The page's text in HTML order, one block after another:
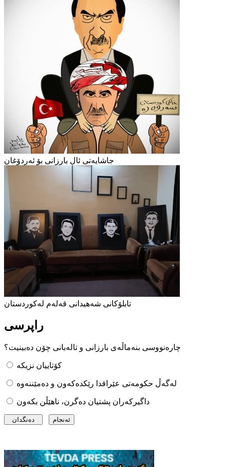
جاشایەتی ئال بارزانی بۆ ئەردۆغان
تابلۆکانی شەهیدانی قەلەم لەکوردستان
راپرسی
چارەنووسی بنەماڵەی بارزانی و تالەبانی چۆن دەبینیت؟
کۆتاییان نزیکە
لەگەڵ حکومەتی عێراقدا رێکدەکەون و دەمێننەوە
داگیرکەران پشتیان دەگرن، ناهێڵن بکەون